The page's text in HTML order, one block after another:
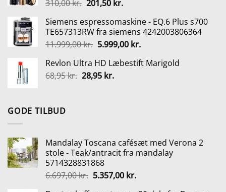
119,95 kr..107,95 kr..
310,00kr. Den
pris
var:
310,00 kr..
201,50 kr.Den
pris
er:
201,50 kr..
Siemens espressomaskine - EQ.6 Plus s700
TE657313RW fra siemens 4242003806364
11.999,00kr. Den
pris
var:
5.999,00 kr.Den
pris
Revlon Ultra HD Læbestift Marigold
68,95kr. Den
28,95 kr.Den
GODE TILBUD
Mandalay Toscana cafésæt med Verona 2
stole - Teak/antracit fra mandalay
5714328831868
6.697,00kr. Den
5.357,00 kr.Den